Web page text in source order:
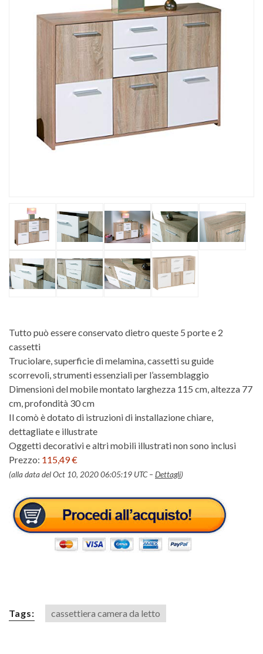
Tutto può essere conservato dietro queste 5 porte e 2
cassetti
Truciolare, superficie di melamina, cassetti su guide
scorrevoli, strumenti essenziali per l’assemblaggio
Dimensioni del mobile montato larghezza 115 cm, altezza 77
cm, profondità 30 cm
Il comò è dotato di istruzioni di installazione chiare,
dettagliate e illustrate
Oggetti decorativi e altri mobili illustrati non sono inclusi
Prezzo: 115,49 €
(alla data del Oct 10, 2020 06:05:19 UTC – Dettagli)
Tags: cassettiera camera da letto